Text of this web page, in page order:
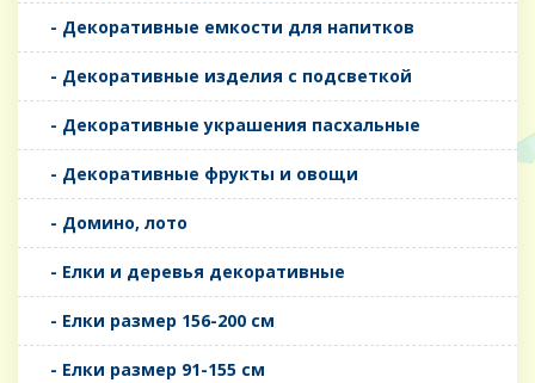
- Декоративные емкости для напитков
- Декоративные изделия с подсветкой
- Декоративные украшения пасхальные
- Декоративные фрукты и овощи
- Домино, лото
- Елки и деревья декоративные
- Елки размер 156-200 см
- Елки размер 91-155 см